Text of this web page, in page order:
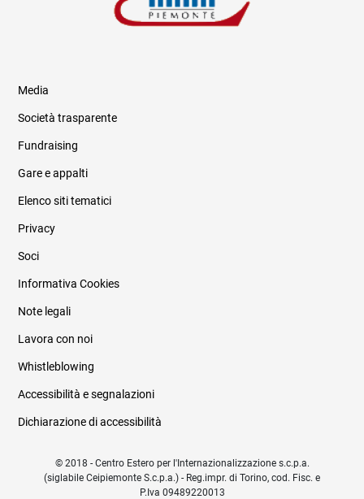
Informazioni legali e trasparenza
Media
Società trasparente
Fundraising
Gare e appalti
Elenco siti tematici
Privacy
Soci
Informativa Cookies
Note legali
Lavora con noi
Whistleblowing
Accessibilità e segnalazioni
Dichiarazione di accessibilità
© 2018 - Centro Estero per l'Internazionalizzazione s.c.p.a.
(siglabile Ceipiemonte S.c.p.a.) - Reg.impr. di Torino, cod. Fisc. e
P.Iva 09489220013